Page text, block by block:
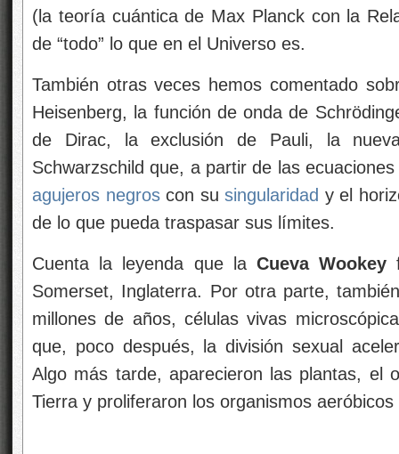
(la teoría cuántica de Max Planck con la
de “todo” lo que en el Universo es.
También otras veces hemos comentado
Heisenberg, la función de onda de
de Dirac, la exclusión de Pauli, la
Schwarzschild que, a partir de las
agujeros negroscon su singularidad y el
de lo que pueda traspasar sus límites.
Cuenta la leyenda que la Cueva Wookey
Somerset, Inglaterra. Por otra parte,
millones de años, células vivas
que, poco después, la división sexual
Algo más tarde, aparecieron las plantas, el
Tierra y proliferaron los organismos